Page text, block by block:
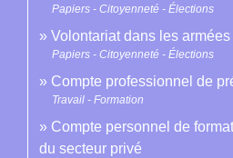
Papiers - Citoyenneté - Élections
Volontariat dans les armées
Papiers - Citoyenneté - Élections
Compte professionnel de
Travail - Formation
Compte personnel de
du secteur privé